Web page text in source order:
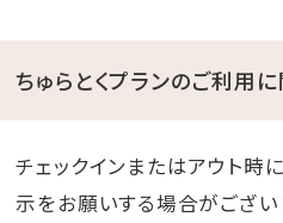
ちゅらとくプランのご利用
チェックインまたはアウト時
示をお願いする場合がござい